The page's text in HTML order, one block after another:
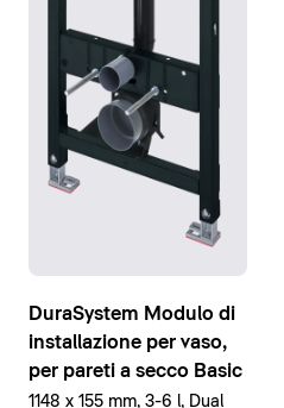
DuraSystem Modulo di
installazione per vaso,
per pareti a secco Basic
1148 x 155 mm, 3-6 l, Dual